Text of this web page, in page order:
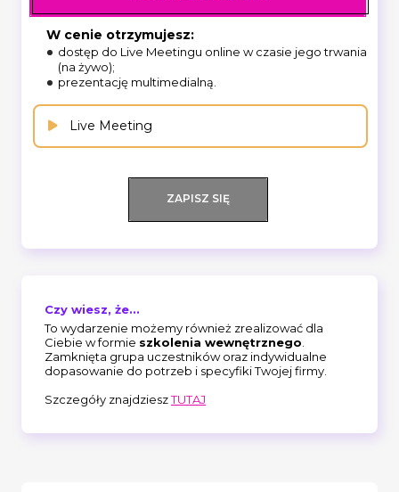
W cenie otrzymujesz:
dostęp do Live Meetingu online w czasie jego trwania
(na żywo);
prezentację multimedialną.
Live Meeting
ZAPISZ SIĘ
Czy wiesz, że...
To wydarzenie możemy również zrealizować dla
Ciebie w formie szkolenia wewnętrznego
Zamknięta grupa uczestników oraz indywidualne
dopasowanie do potrzeb i specyfiki Twojej firmy.
Szczegóły znajdzieszTUTAJ